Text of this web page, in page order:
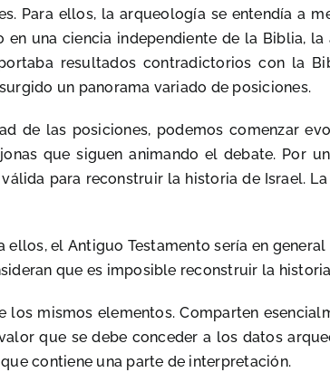
Para ellos, la arqueología se entendía a
una ciencia independiente de la Biblia,
resultados contradictorios con la
un panorama variado de posiciones.
de las posiciones, podemos comenzar
que siguen animando el debate. Por
para reconstruir la historia de Israel.
el Antiguo Testamento sería en
que es imposible reconstruir la
los mismos elementos. Comparten
que se debe conceder a los datos
contiene una parte de interpretación.